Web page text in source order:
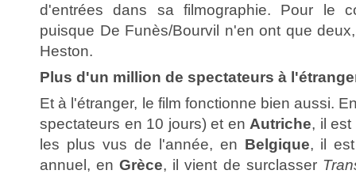
d'entrées dans sa filmographie. Pour le
puisque De Funès/Bourvil n'en ont que
Heston.
Plus d'un million de spectateurs à
Et à l'étranger, le film fonctionne bien aussi.
spectateurs en 10 jours) et en Autriche, il
les plus vus de l'année, en Belgique, il
annuel, enGrèce, il vient de surclasser